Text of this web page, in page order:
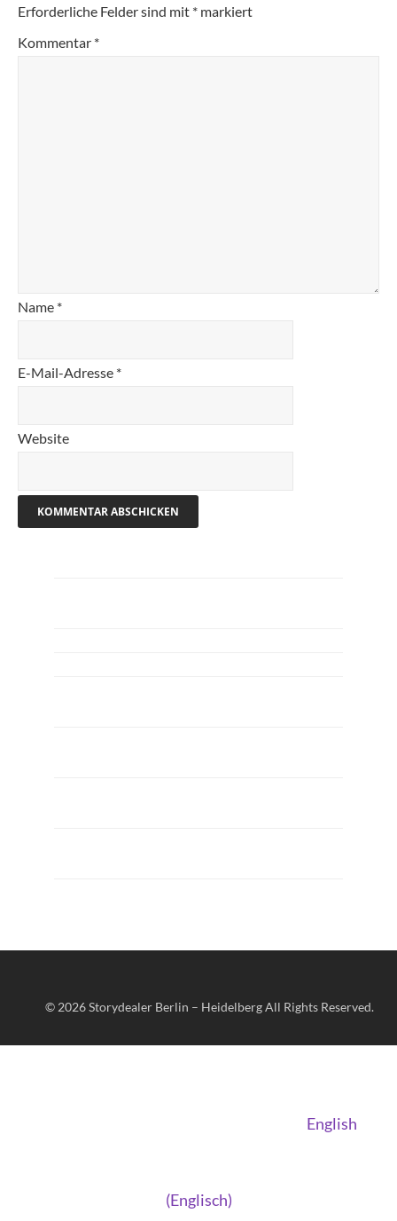
Erforderliche Felder sind mit * markiert
Kommentar *
Name *
E-Mail-Adresse *
Website
© 2026Storydealer Berlin – HeidelbergAll Rights Reserved.
English
(Englisch)